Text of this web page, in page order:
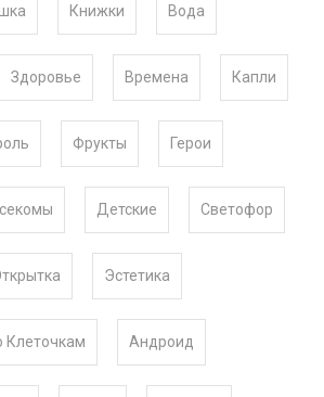
Книжки Вода
Здоровье Времена Капли
Фрукты Герои
Детские Светофор
Эстетика
Клеточкам Андроид